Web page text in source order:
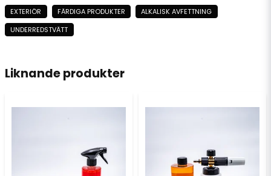
Liknande produkter
Ja, ni får publicera min fråga
EXTERIÖR FÄRDIGA PRODUKTER
ALKALISK AVFETTNING
UNDERREDSTVÄTT